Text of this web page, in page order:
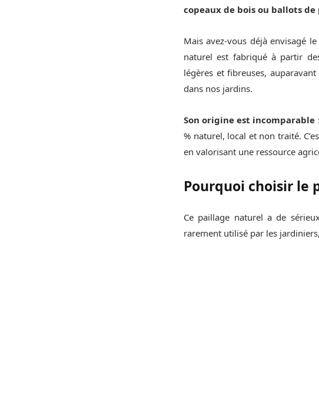
copeaux de bois ou ballots de
Mais avez-vous déjà envisagé
naturel est fabriqué à partir
légères et fibreuses,
dans nos jardins.
Son origine est incomparable
% naturel, local et non traité.
en valorisant une ressource
Pourquoi choisir le
Ce paillage naturel a de
rarement utilisé par les